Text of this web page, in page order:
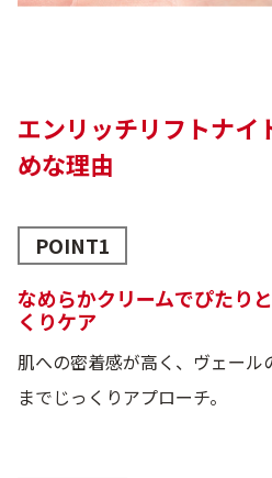
エンリッチリフトナイ
めな理由
POINT1
なめらかクリームでぴたり
くりケア
肌への密着感が高く、ヴェー
までじっくりアプローチ。